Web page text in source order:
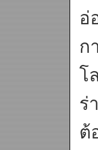
อ่
ก
โ
ร่
ต้